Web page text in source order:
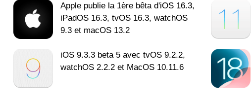
Apple publie la 1ère bêta d'iOS 16.3,
iPadOS 16.3, tvOS 16.3, watchOS
9.3 et macOS 13.2
iOS 9.3.3 beta 5 avec tvOS 9.2.2,
watchOS 2.2.2 et MacOS 10.11.6